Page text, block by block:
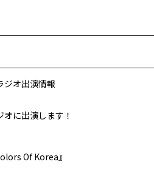
ジオ出演情報
に出演します！
Of Korea』